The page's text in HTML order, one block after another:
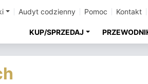
Audyt codzienny Pomoc Kontakt
KUP/SPRZEDAJ